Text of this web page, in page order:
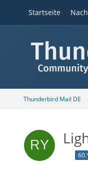
Startseite
Thunderbird Mail DE